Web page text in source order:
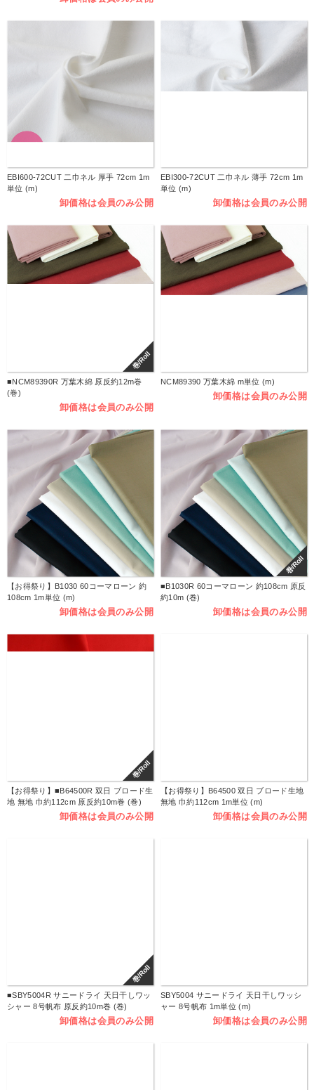
EBI600-72CUT 二巾ネル 厚手 72cm 1m
単位 (m)
卸価格は会員のみ公開
EBI300-72CUT 二巾ネル 薄手 72cm 1m
単位 (m)
卸価格は会員のみ公開
巻/Roll
■NCM89390R 万葉木綿 原反約12m巻
(巻)
卸価格は会員のみ公開
NCM89390 万葉木綿 m単位 (m)
卸価格は会員のみ公開
【お得祭り】B1030 60コーマローン 約
108cm 1m単位 (m)
卸価格は会員のみ公開
巻/Roll
■B1030R 60コーマローン 約108cm 原反
約10m (巻)
卸価格は会員のみ公開
巻/Roll
【お得祭り】■B64500R 双日 ブロード生
地 無地 巾約112cm 原反約10m巻 (巻)
卸価格は会員のみ公開
【お得祭り】B64500 双日 ブロード生地
無地 巾約112cm 1m単位 (m)
卸価格は会員のみ公開
巻/Roll
■SBY5004R サニードライ 天日干しワッ
シャー 8号帆布 原反約10m巻 (巻)
卸価格は会員のみ公開
SBY5004 サニードライ 天日干しワッシ
ャー 8号帆布 1m単位 (m)
卸価格は会員のみ公開